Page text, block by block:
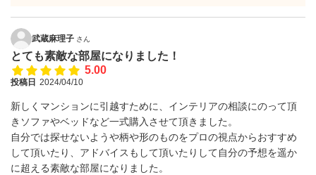
武蔵麻理子 さん
とても素敵な部屋になりました！
5.00
投稿日 2024/04/10
新しくマンションに引越すために、インテリアの相談にのって頂
きソファやベッドなど一式購入させて頂きました。
自分では探せないようや柄や形のものをプロの視点からおすすめ
して頂いたり、アドバイスもして頂いたりして自分の予想を遥か
に超える素敵な部屋になりました。